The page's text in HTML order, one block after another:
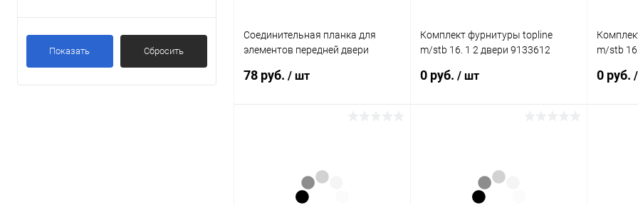
Показать Сбросить
Соединительная планка для
элементов передней двери
78 руб. / шт
В избранное
Комплект фурнитуры topline
m/stb 16. 1 2 двери 9133612
0 руб. / шт
В избранное
m/stb
0 руб.
В